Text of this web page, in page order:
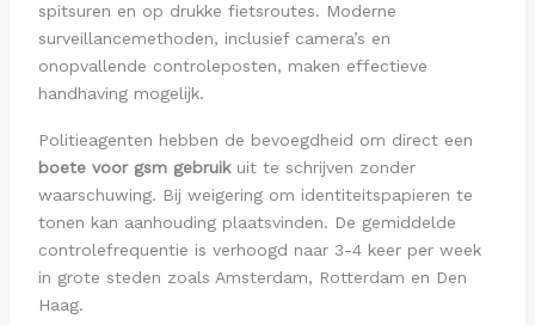
spitsuren en op drukke fietsroutes. Moderne
surveillancemethoden, inclusief camera’s en
onopvallende controleposten, maken effectieve
handhaving mogelijk.
Politieagenten hebben de bevoegdheid om direct een
boete voor gsm gebruikuit te schrijven zonder
waarschuwing. Bij weigering om identiteitspapieren te
tonen kan aanhouding plaatsvinden. De gemiddelde
controlefrequentie is verhoogd naar 3-4 keer per week
in grote steden zoals Amsterdam, Rotterdam en Den
Haag.